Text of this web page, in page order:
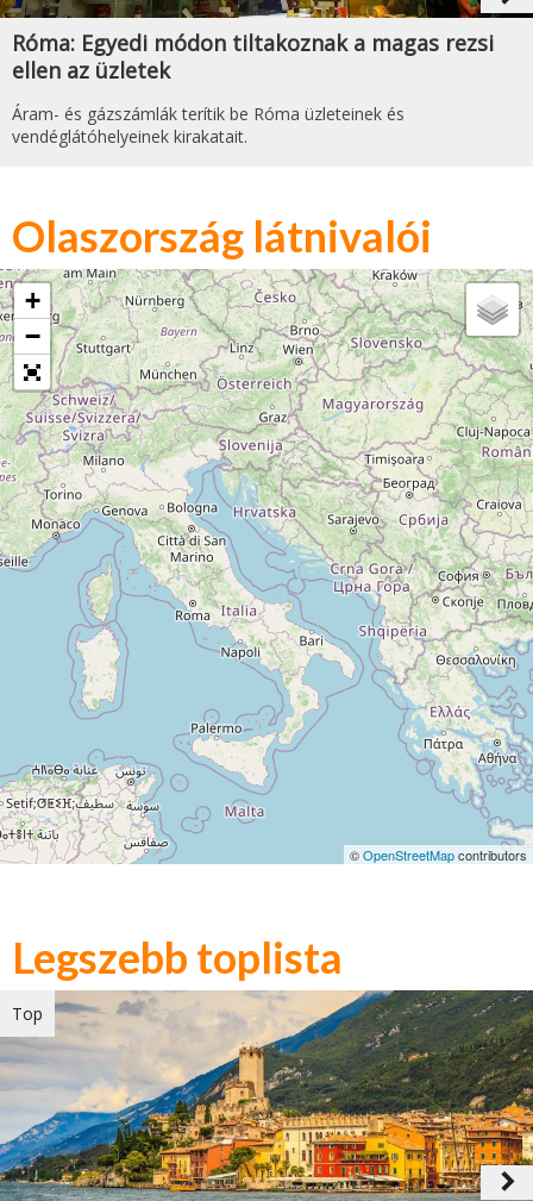
Róma: Egyedi módon tiltakoznak a magas rezsi
ellen az üzletek
Áram- és gázszámlák terítik be Róma üzleteinek és
vendéglátóhelyeinek kirakatait.
Olaszország látnivalói
+
−
©OpenStreetMapcontributors
Legszebb toplista
Top
navigate_next